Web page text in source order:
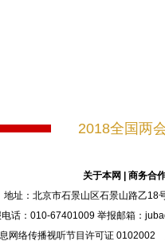
2018全国两
关于本网 商务合
地址：北京市石景山区石景山路乙18
话：010-67401009 举报邮箱：
网络传播视听节目许可证